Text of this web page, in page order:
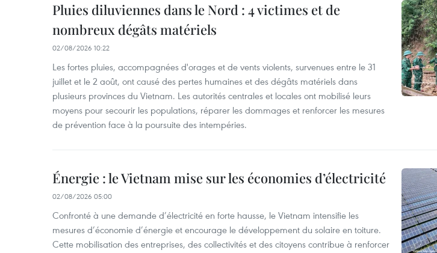
Pluies diluviennes dans le Nord : 4 victimes et de
nombreux dégâts matériels
02/08/2026 10:22
Les fortes pluies, accompagnées d'orages et de vents violents, survenues entre le 31
juillet et le 2 août, ont causé des pertes humaines et des dégâts matériels dans
plusieurs provinces du Vietnam. Les autorités centrales et locales ont mobilisé leurs
moyens pour secourir les populations, réparer les dommages et renforcer les mesures
de prévention face à la poursuite des intempéries.
Énergie : le Vietnam mise sur les économies d’électricité
02/08/2026 05:00
Confronté à une demande d’électricité en forte hausse, le Vietnam intensifie les
mesures d’économie d’énergie et encourage le développement du solaire en toiture.
Cette mobilisation des entreprises, des collectivités et des citoyens contribue à renforcer